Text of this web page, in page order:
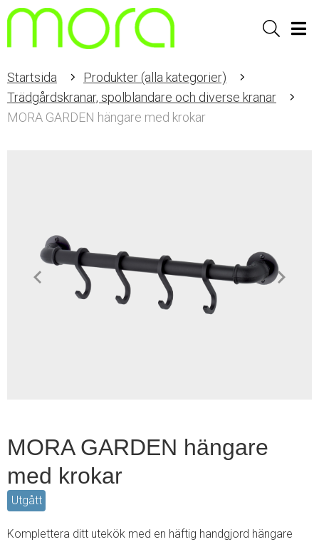
Sök
Startsida
Produkter (alla kategorier)
Trädgårdskranar, spolblandare och diverse kranar
MORA GARDEN hängare med krokar
MORA GARDEN hängare
med krokar
Utgått
Komplettera ditt utekök med en häftig handgjord hängare